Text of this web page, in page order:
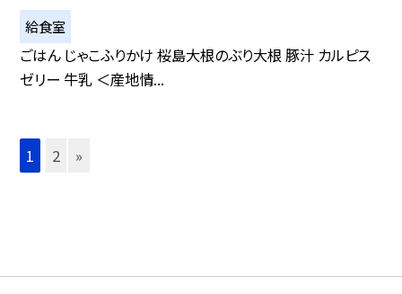
給食室
ごはん じゃこふりかけ 桜島大根のぶり大根 豚汁 カルピス
ゼリー 牛乳 ＜産地情...
1 2 »